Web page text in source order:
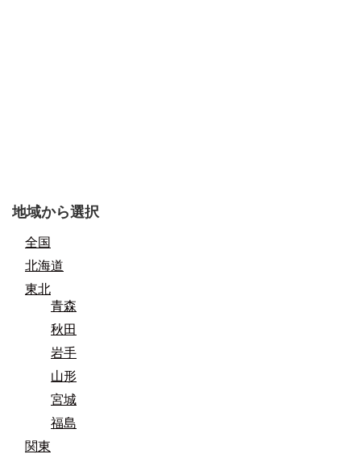
地域から選択
全国
北海道
東北
青森
秋田
岩手
山形
宮城
福島
関東